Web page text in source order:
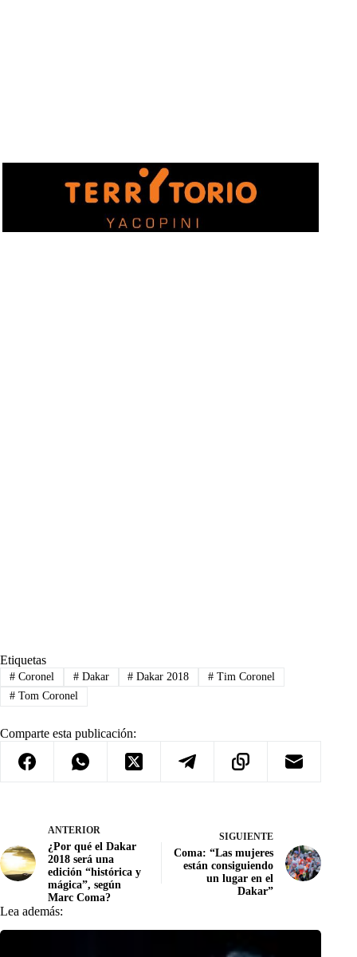
Etiquetas
#Coronel #Dakar # Dakar 2018 # Tim Coronel
#Tom Coronel
Comparte esta publicación:
ANTERIOR
¿Por qué el Dakar
2018 será una
edición “histórica y
mágica”, según
Marc Coma?
SIGUIENTE
Coma: “Las mujeres
están consiguiendo
un lugar en el
Dakar”
Lea además: